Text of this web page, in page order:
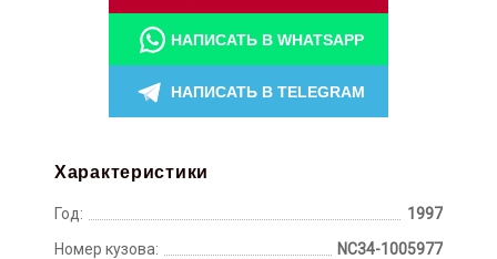
НАПИСАТЬ В WHATSAPP
НАПИСАТЬ В TELEGRAM
Характеристики
Год:
1997
Номер кузова:
NC34-1005977